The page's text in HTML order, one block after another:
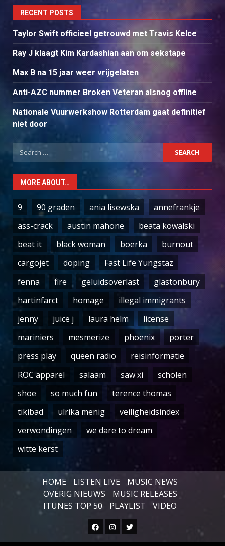
RECENT POSTS
Taylor Swift officieel getrouwd met Travis Kelce
Ray J klaagt Kim Kardashian aan om sekstape
Max B na 15 jaar weer vrijgelaten
Anti-AZC nummer Broken Veteran alsnog offline
Nationale Vuurwerkshow Rotterdam gaat definitief
niet door
Search
for:
MORE ABOUT…
9 90 graden ania lisewska
annefrankje
ass-crack
austin mahone
beata kowalski
beat it
black woman boerka
burnout
cargojet
doping
Fast Life Yungstaz
fenna
fire geluidsoverlast
glastonbury
hartinfarct
homage
illegal immigrants
jenny
juice j laura helm
license
mariniers
mesmerize phoenix
porter
press play
queen radio
reisinformatie
ROC apparel
salaam saw xi
scholen
shoe
so much fun
terence thomas
tikibad
ulrika menig
veiligheidsindex
verwondingen
we dare to dream
witte kerst
HOME LISTEN LIVE
MUSIC NEWS
OVERIG NIEUWS
MUSIC RELEASES
ITUNES TOP 50
PLAYLIST VIDEO
Facebook
Instagram
Twitter